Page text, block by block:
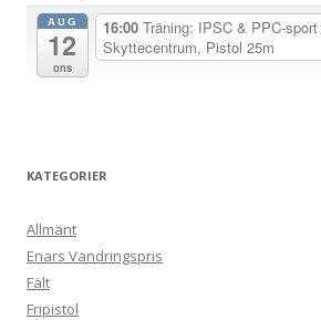
g
AUG
12
ons
16:00 Träning: IPSC & PPC-sport
Skyttecentrum, Pistol 25m
KATEGORIER
Allmänt
Enars Vandringspris
Fält
Fripistol